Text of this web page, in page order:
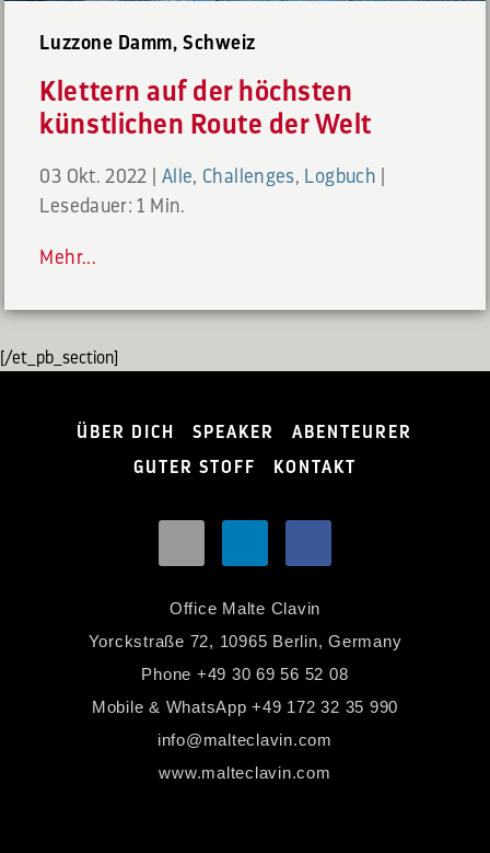
Luzzone Damm, Schweiz
Klettern auf der höchsten
künstlichen Route der Welt
03 Okt. 2022 Alle, Challenges, Logbuch
Lesedauer: 1 Min.
Mehr...
[/et_pb_section]
ÜBER DICH SPEAKER
ABENTEURER
GUTER STOFF
KONTAKT
Office Malte Clavin
Yorckstraße 72, 10965 Berlin, Germany
Phone +49 30 69 56 52 08
Mobile & WhatsApp+49 172 32 35 990
info@malteclavin.com
www.malteclavin.com